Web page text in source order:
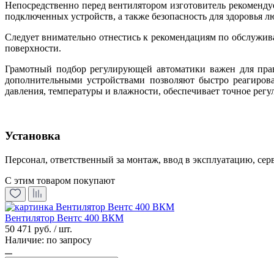
Непосредственно перед вентилятором изготовитель
подключенных устройств, а также безопасность для здоровья
Следует внимательно отнестись к рекомендациям по
поверхности.
Грамотный подбор регулирующей автоматики важен для
дополнительными устройствами позволяют быстро
давления, температуры и влажности, обеспечивает точное
Установка
Персонал, ответственный за монтаж, ввод в эксплуатацию,
С этим товаром покупают
Вентилятор Вентс 400 ВКМ
50 471 руб. / шт.
Наличие: по запросу